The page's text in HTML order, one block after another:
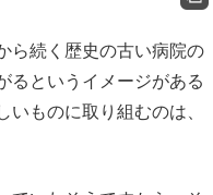
ら続く歴史の古い病院の
るというイメージがある
ものに取り組むのは、